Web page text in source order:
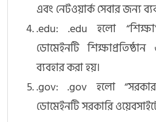
এবং নেটওয়ার্ক সেবার জন্য
.edu: .edu হলো
ডোমেইনটি
ব্যবহার করা হয়।
.gov: .gov হলো
ডোমেইনটি সরকারি